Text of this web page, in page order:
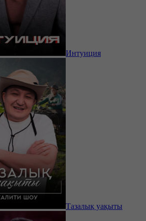
Интуиция
Тазалық уақыты